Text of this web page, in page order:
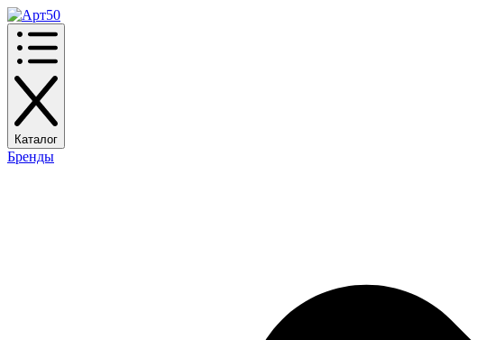
Каталог
Бренды